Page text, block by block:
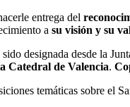
entrega del
a su visión y su
sido designada desde la
Catedral de Valencia.
temáticas sobre el